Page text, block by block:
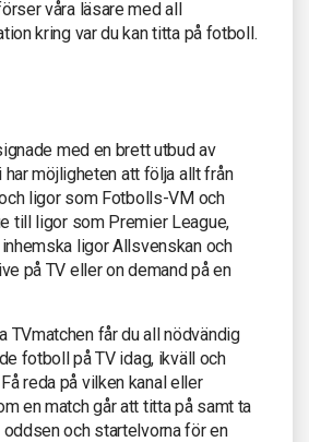
våra läsare med all
kring var du kan titta på fotboll.
med en brett utbud av
har möjligheten att följa allt från
ligor som Fotbolls-VM och
till ligor som Premier League,
ligor Allsvenskan och
på TV eller on demand på en
TVmatchen får du all nödvändig
fotboll på TV idag, ikväll och
reda på vilken kanal eller
en match går att titta på samt ta
och startelvorna för en